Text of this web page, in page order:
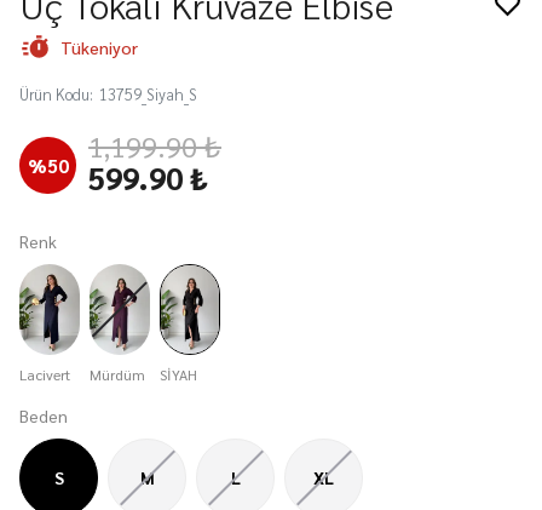
Tükeniyor
Ürün Kodu: 13759_Siyah_S
%50 1,199.90 ₺
599.90 ₺
Renk
Lacivert Mürdüm SİYAH
Beden
S M L XL